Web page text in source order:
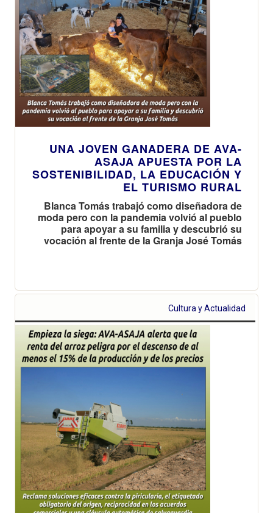
UNA JOVEN GANADERA DE AVA-
ASAJA APUESTA POR LA
SOSTENIBILIDAD, LA EDUCACIÓN Y
EL TURISMO RURAL
Blanca Tomás trabajó como diseñadora de
moda pero con la pandemia volvió al pueblo
para apoyar a su familia y descubrió su
vocación al frente de la Granja José Tomás
Cultura y Actualidad